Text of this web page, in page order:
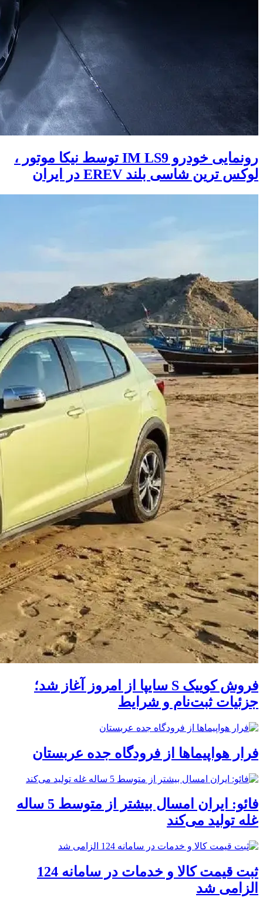
رونمایی خودرو IM LS9 توسط نیکا موتور ،
لوکس ترین شاسی بلند EREV در ایران
فروش کوییک S سایپا از امروز آغاز شد؛
جزئیات ثبت‌نام و شرایط
فرار هواپیماها از فرودگاه جده عربستان
فائو: ایران امسال بیشتر از متوسط 5 ساله
غله تولید می‌کند
ثبت قیمت کالا و خدمات در سامانه 124
الزامی شد